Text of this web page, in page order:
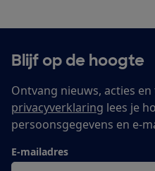
Blijf op de hoogte
Ontvang nieuws, acties
privacyverklaring lees je
persoonsgegevens en e-
E-mailadres